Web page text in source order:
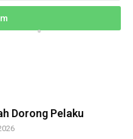
Dorong Pelaku